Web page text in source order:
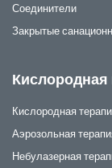
Соединители
Закрытые
Кислородная
Кислородная
Аэрозольная
Небулазерная